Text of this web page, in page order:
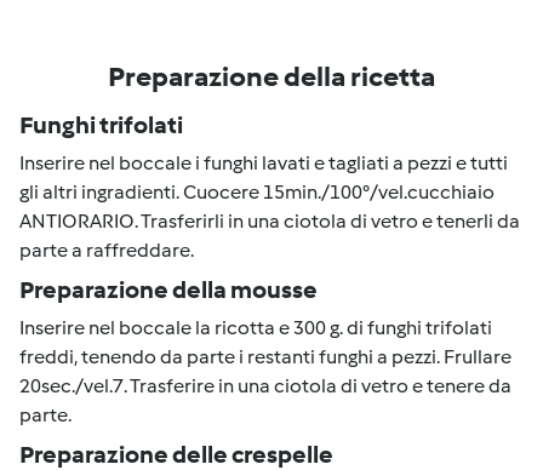
Preparazione della ricetta
Funghi trifolati
Inserire nel boccale i funghi lavati e tagliati a pezzi e tutti
gli altri ingradienti. Cuocere 15min./100°/vel.cucchiaio
ANTIORARIO. Trasferirli in una ciotola di vetro e tenerli da
parte a raffreddare.
Preparazione della mousse
Inserire nel boccale la ricotta e 300 g. di funghi trifolati
freddi, tenendo da parte i restanti funghi a pezzi. Frullare
20sec./vel.7. Trasferire in una ciotola di vetro e tenere da
parte.
Preparazione delle crespelle